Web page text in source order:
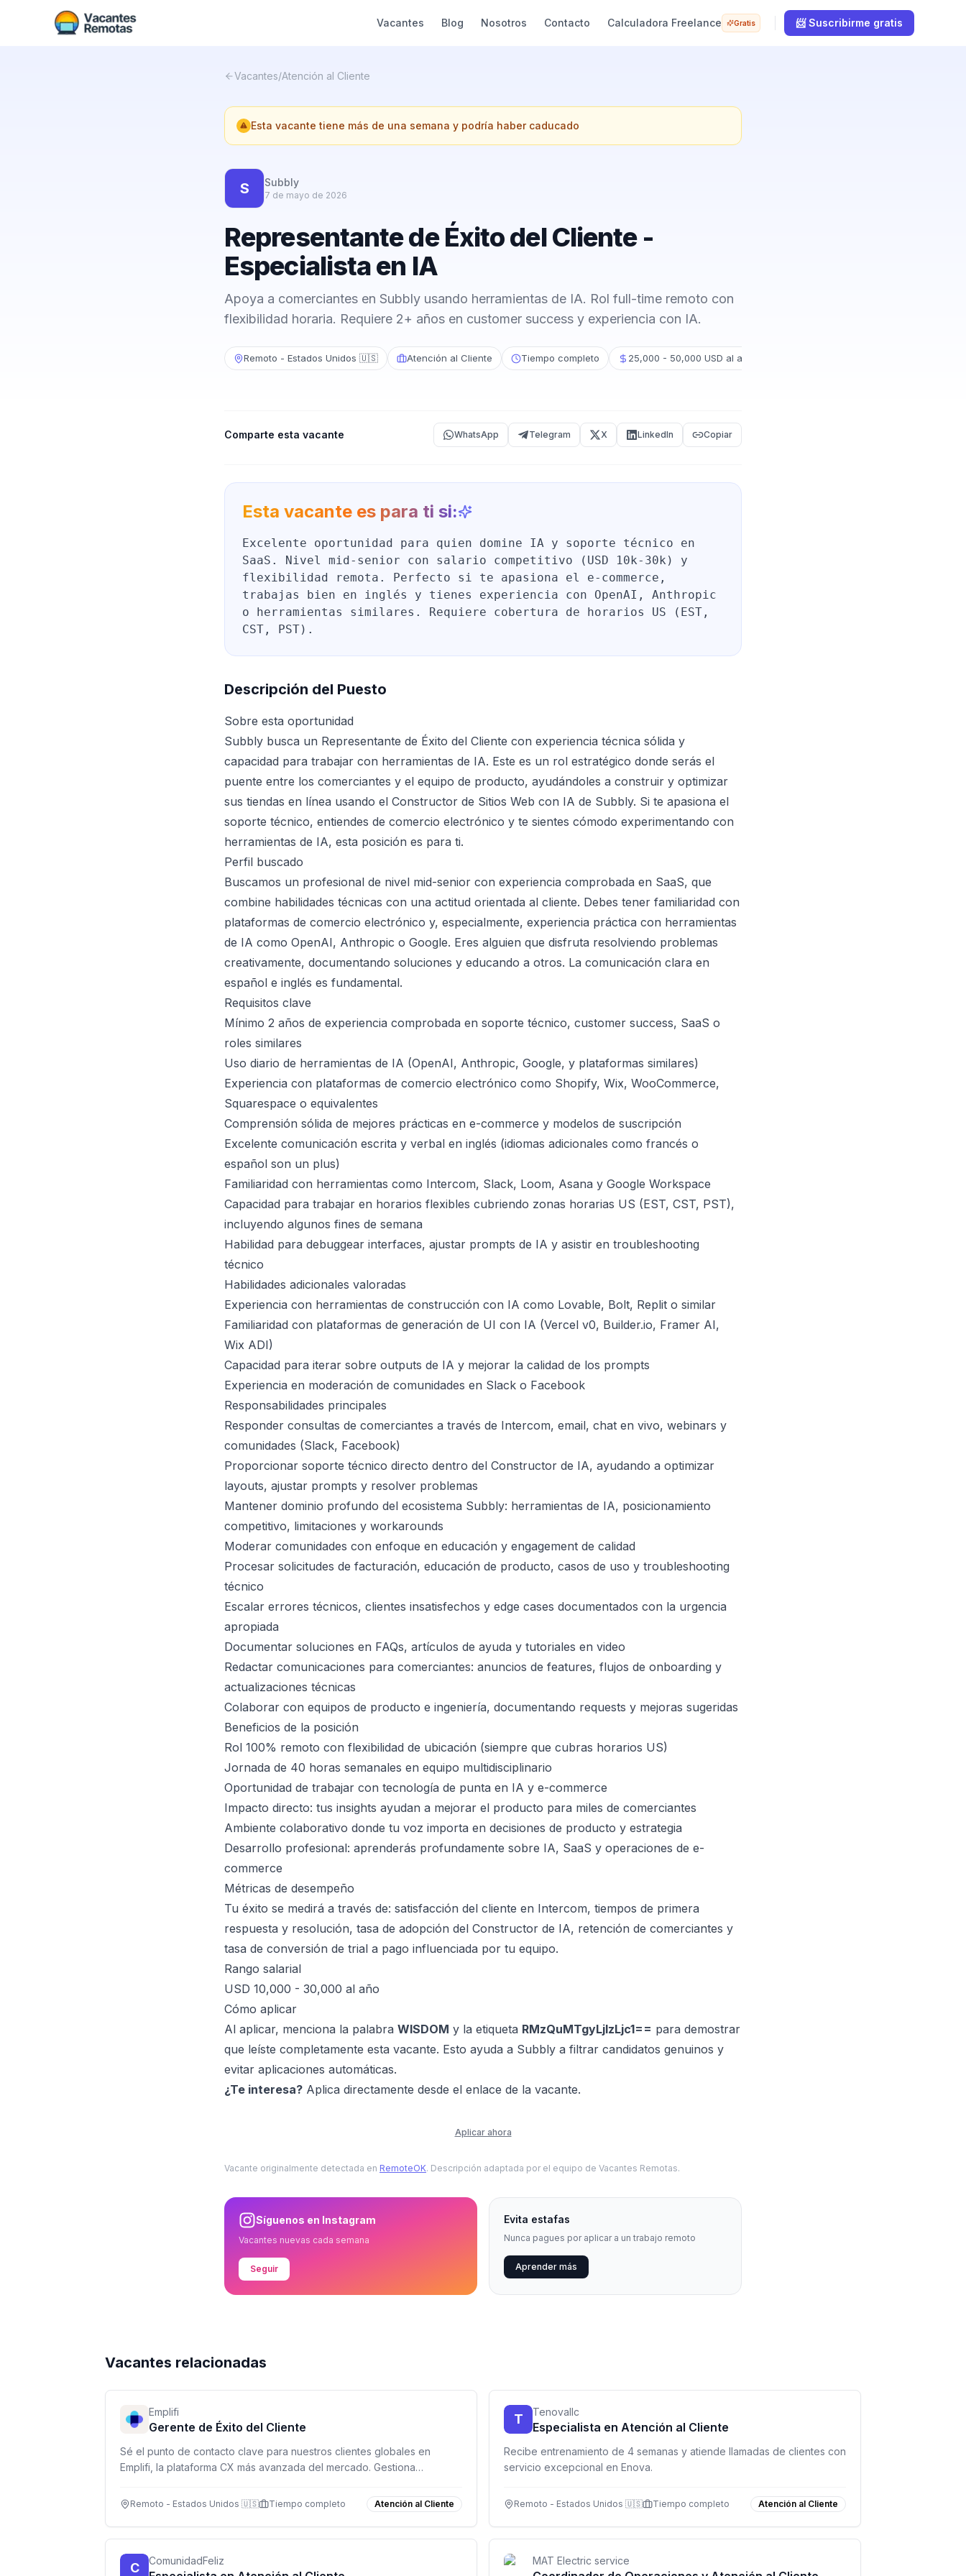
Vacantes Blog Nosotros Contacto Calculadora Freelance Gratis 📨 Suscribirme gratis
Vacantes/Atención al Cliente
Esta vacante tiene más de una semana y podría haber caducado
S Subbly
7 de mayo de 2026
Representante de Éxito del Cliente -
Especialista en IA
Apoya a comerciantes en Subbly usando herramientas de IA. Rol full-time remoto con
flexibilidad horaria. Requiere 2+ años en customer success y experiencia con IA.
Remoto - Estados Unidos 🇺🇸 Atención al Cliente Tiempo completo 25,000 - 50,000 USD al año
Comparte esta vacante WhatsApp Telegram X LinkedIn Copiar
Esta vacante es para ti si:
Excelente oportunidad para quien domine IA y soporte técnico en
SaaS. Nivel mid-senior con salario competitivo (USD 10k-30k) y
flexibilidad remota. Perfecto si te apasiona el e-commerce,
trabajas bien en inglés y tienes experiencia con OpenAI, Anthropic
o herramientas similares. Requiere cobertura de horarios US (EST,
CST, PST).
Descripción del Puesto
Sobre esta oportunidad
Subbly busca un Representante de Éxito del Cliente con experiencia técnica sólida y
capacidad para trabajar con herramientas de IA. Este es un rol estratégico donde serás el
puente entre los comerciantes y el equipo de producto, ayudándoles a construir y optimizar
sus tiendas en línea usando el Constructor de Sitios Web con IA de Subbly. Si te apasiona el
soporte técnico, entiendes de comercio electrónico y te sientes cómodo experimentando con
herramientas de IA, esta posición es para ti.
Perfil buscado
Buscamos un profesional de nivel mid-senior con experiencia comprobada en SaaS, que
combine habilidades técnicas con una actitud orientada al cliente. Debes tener familiaridad con
plataformas de comercio electrónico y, especialmente, experiencia práctica con herramientas
de IA como OpenAI, Anthropic o Google. Eres alguien que disfruta resolviendo problemas
creativamente, documentando soluciones y educando a otros. La comunicación clara en
español e inglés es fundamental.
Requisitos clave
Mínimo 2 años de experiencia comprobada en soporte técnico, customer success, SaaS o
roles similares
Uso diario de herramientas de IA (OpenAI, Anthropic, Google, y plataformas similares)
Experiencia con plataformas de comercio electrónico como Shopify, Wix, WooCommerce,
Squarespace o equivalentes
Comprensión sólida de mejores prácticas en e-commerce y modelos de suscripción
Excelente comunicación escrita y verbal en inglés (idiomas adicionales como francés o
español son un plus)
Familiaridad con herramientas como Intercom, Slack, Loom, Asana y Google Workspace
Capacidad para trabajar en horarios flexibles cubriendo zonas horarias US (EST, CST, PST),
incluyendo algunos fines de semana
Habilidad para debuggear interfaces, ajustar prompts de IA y asistir en troubleshooting
técnico
Habilidades adicionales valoradas
Experiencia con herramientas de construcción con IA como Lovable, Bolt, Replit o similar
Familiaridad con plataformas de generación de UI con IA (Vercel v0, Builder.io, Framer AI,
Wix ADI)
Capacidad para iterar sobre outputs de IA y mejorar la calidad de los prompts
Experiencia en moderación de comunidades en Slack o Facebook
Responsabilidades principales
Responder consultas de comerciantes a través de Intercom, email, chat en vivo, webinars y
comunidades (Slack, Facebook)
Proporcionar soporte técnico directo dentro del Constructor de IA, ayudando a optimizar
layouts, ajustar prompts y resolver problemas
Mantener dominio profundo del ecosistema Subbly: herramientas de IA, posicionamiento
competitivo, limitaciones y workarounds
Moderar comunidades con enfoque en educación y engagement de calidad
Procesar solicitudes de facturación, educación de producto, casos de uso y troubleshooting
técnico
Escalar errores técnicos, clientes insatisfechos y edge cases documentados con la urgencia
apropiada
Documentar soluciones en FAQs, artículos de ayuda y tutoriales en video
Redactar comunicaciones para comerciantes: anuncios de features, flujos de onboarding y
actualizaciones técnicas
Colaborar con equipos de producto e ingeniería, documentando requests y mejoras sugeridas
Beneficios de la posición
Rol 100% remoto con flexibilidad de ubicación (siempre que cubras horarios US)
Jornada de 40 horas semanales en equipo multidisciplinario
Oportunidad de trabajar con tecnología de punta en IA y e-commerce
Impacto directo: tus insights ayudan a mejorar el producto para miles de comerciantes
Ambiente colaborativo donde tu voz importa en decisiones de producto y estrategia
Desarrollo profesional: aprenderás profundamente sobre IA, SaaS y operaciones de e-
commerce
Métricas de desempeño
Tu éxito se medirá a través de: satisfacción del cliente en Intercom, tiempos de primera
respuesta y resolución, tasa de adopción del Constructor de IA, retención de comerciantes y
tasa de conversión de trial a pago influenciada por tu equipo.
Rango salarial
USD 10,000 - 30,000 al año
Cómo aplicar
Al aplicar, menciona la palabra WISDOM y la etiqueta RMzQuMTgyLjIzLjc1== para demostrar
que leíste completamente esta vacante. Esto ayuda a Subbly a filtrar candidatos genuinos y
evitar aplicaciones automáticas.
¿Te interesa? Aplica directamente desde el enlace de la vacante.
Aplicar ahora
Vacante originalmente detectada en RemoteOK. Descripción adaptada por el equipo de Vacantes Remotas.
Síguenos en Instagram
Vacantes nuevas cada semana
Seguir
Evita estafas
Nunca pagues por aplicar a un trabajo remoto
Aprender más
Vacantes relacionadas
Emplifi
Gerente de Éxito del Cliente
Sé el punto de contacto clave para nuestros clientes globales en
Emplifi, la plataforma CX más avanzada del mercado. Gestiona
crecimiento.
Remoto - Estados Unidos 🇺🇸 Tiempo completo Atención al Cliente
T Tenovallc
Especialista en Atención al Cliente
Recibe entrenamiento de 4 semanas y atiende llamadas de clientes con
servicio excepcional en Enova.
Remoto - Estados Unidos 🇺🇸 Tiempo completo Atención al Cliente
C ComunidadFeliz MAT Electric service